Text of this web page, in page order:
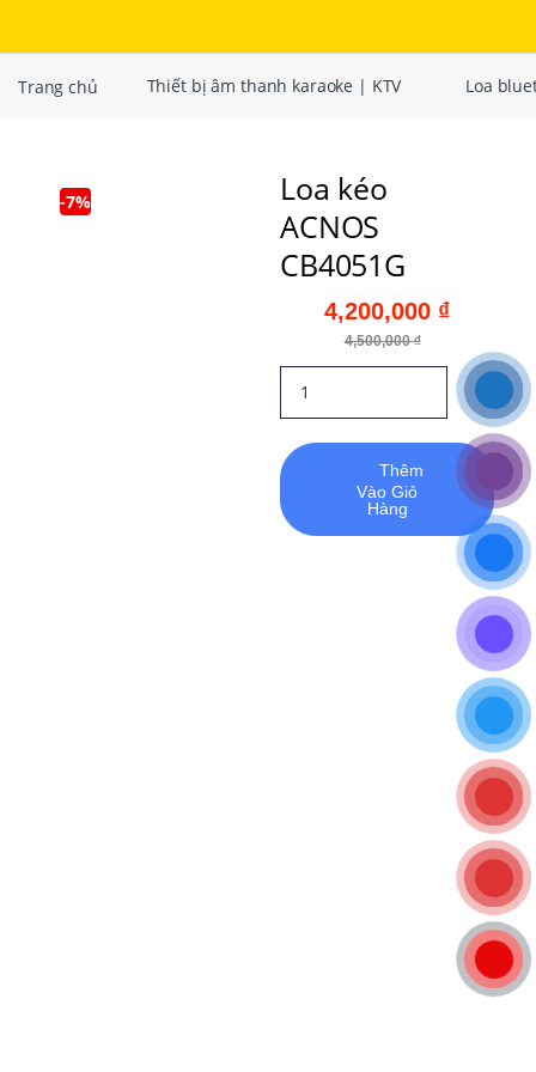
Trang chủ Thiết bị âm thanh karaoke | KTV Loa
-7%
Loa kéo
ACNOS
CB4051G
4,200,000 ₫
4,500,000₫
Thêm
Vào Giỏ
Hàng